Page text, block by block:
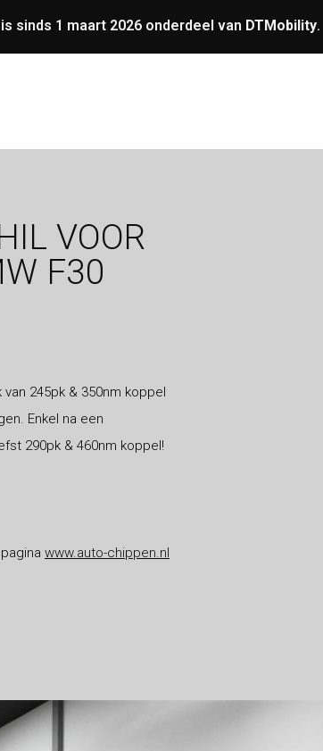
sinds 1 maart 2026 onderdeel van DTMobility.
VOOR
F30
245pk & 350nm koppel
Enkel na een
290pk & 460nm koppel!
www.auto-chippen.nl